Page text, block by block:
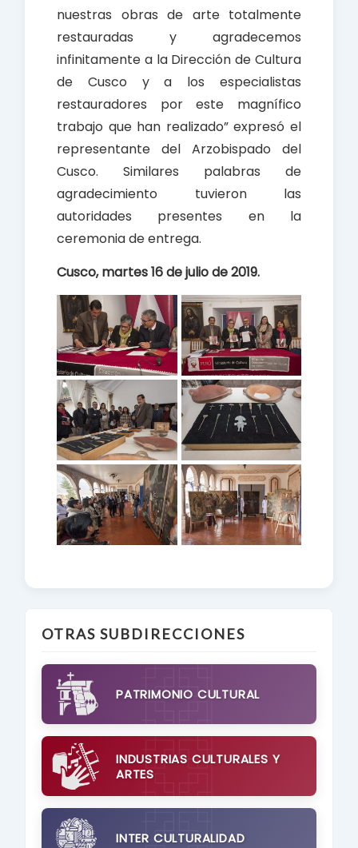
nuestras obras de arte totalmente
restauradas y agradecemos
infinitamente a la Dirección de Cultura
de Cusco y a los especialistas
restauradores por este magnífico
trabajo que han realizado” expresó el
representante del Arzobispado del
Cusco. Similares palabras de
agradecimiento tuvieron las
autoridades presentes en la
ceremonia de entrega.
Cusco, martes 16 de julio de 2019.
OTRAS SUBDIRECCIONES
PATRIMONIO CULTURAL
INDUSTRIAS CULTURALES Y
ARTES
INTER CULTURALIDAD